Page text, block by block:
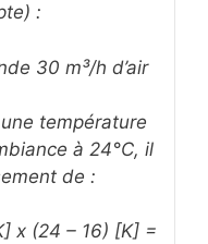
:
30 m³/h d’air
température
à 24°C, il
de :
x (24 – 16) [K] =